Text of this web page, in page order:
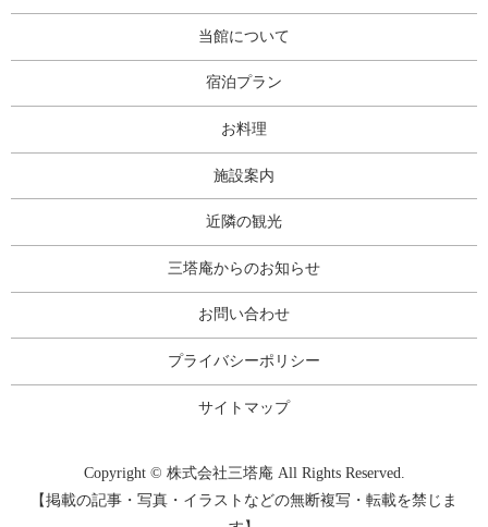
当館について
宿泊プラン
お料理
施設案内
近隣の観光
三塔庵からのお知らせ
お問い合わせ
プライバシーポリシー
サイトマップ
Copyright © 株式会社三塔庵 All Rights Reserved.
【掲載の記事・写真・イラストなどの無断複写・転載を禁じま